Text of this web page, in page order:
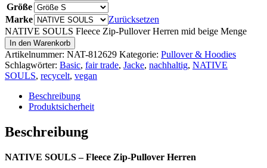
Größe
Marke
Zurücksetzen
NATIVE SOULS Fleece Zip-Pullover Herren mid beige Menge
In den Warenkorb
Artikelnummer: NAT-812629 Kategorie: Pullover & Hoodies
Schlagwörter: Basic, fair trade, Jacke, nachhaltig, NATIVE
SOULS, recycelt, vegan
Beschreibung
Produktsicherheit
Beschreibung
NATIVE SOULS – Fleece Zip-Pullover Herren